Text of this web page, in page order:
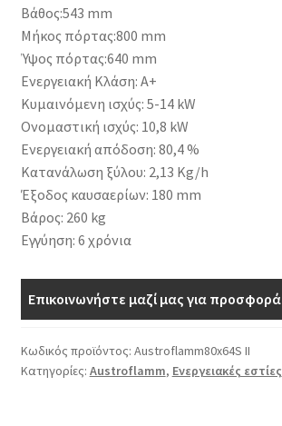
Βάθος:543 mm
Μήκος πόρτας:800 mm
Ύψος πόρτας:640 mm
Ενεργειακή Κλάση: Α+
Κυμαινόμενη ισχύς: 5-14 kW
Ονομαστική ισχύς: 10,8 kW
Ενεργειακή απόδοση: 80,4 %
Κατανάλωση ξύλου: 2,13 Kg/h
Έξοδος καυσαερίων: 180 mm
Βάρος: 260 kg
Εγγύηση: 6 χρόνια
Επικοινωνήστε μαζί μας για προσφορά
Κωδικός προϊόντος: Austroflamm80x64S II
Κατηγορίες: Austroflamm, Ενεργειακές εστίες